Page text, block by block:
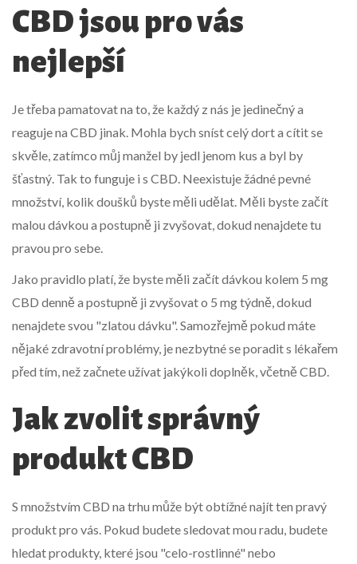
CBD jsou pro vás
nejlepší
Je třeba pamatovat na to, že každý z nás je jedinečný a
reaguje na CBD jinak. Mohla bych sníst celý dort a cítit se
skvěle, zatímco můj manžel by jedl jenom kus a byl by
šťastný. Tak to funguje i s CBD. Neexistuje žádné pevné
množství, kolik doušků byste měli udělat. Měli byste začít
malou dávkou a postupně ji zvyšovat, dokud nenajdete tu
pravou pro sebe.
Jako pravidlo platí, že byste měli začít dávkou kolem 5 mg
CBD denně a postupně ji zvyšovat o 5 mg týdně, dokud
nenajdete svou "zlatou dávku". Samozřejmě pokud máte
nějaké zdravotní problémy, je nezbytné se poradit s lékařem
před tím, než začnete užívat jakýkoli doplněk, včetně CBD.
Jak zvolit správný
produkt CBD
S množstvím CBD na trhu může být obtížné najít ten pravý
produkt pro vás. Pokud budete sledovat mou radu, budete
hledat produkty, které jsou "celo-rostlinné" nebo